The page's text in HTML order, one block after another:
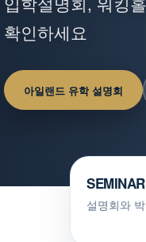
확인하세요
아일랜드 유학 설명회
SEMINAR
설명회와